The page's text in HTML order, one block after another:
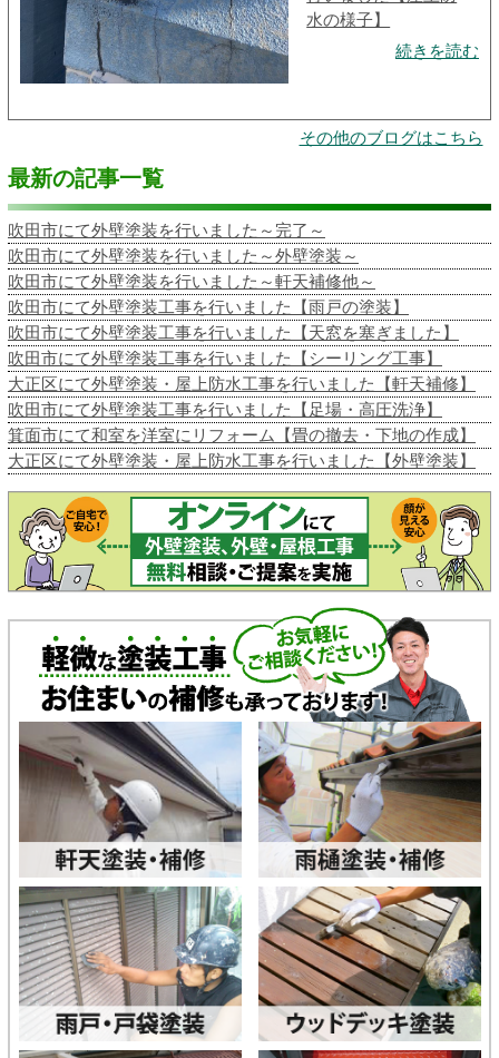
水の様子】
続きを読む
その他のブログはこちら
最新の記事一覧
吹田市にて外壁塗装を行いました～完了～
吹田市にて外壁塗装を行いました～外壁塗装～
吹田市にて外壁塗装を行いました～軒天補修他～
吹田市にて外壁塗装工事を行いました【雨戸の塗装】
吹田市にて外壁塗装工事を行いました【天窓を塞ぎました】
吹田市にて外壁塗装工事を行いました【シーリング工事】
大正区にて外壁塗装・屋上防水工事を行いました【軒天補修】
吹田市にて外壁塗装工事を行いました【足場・高圧洗浄】
箕面市にて和室を洋室にリフォーム【畳の撤去・下地の作成】
大正区にて外壁塗装・屋上防水工事を行いました【外壁塗装】